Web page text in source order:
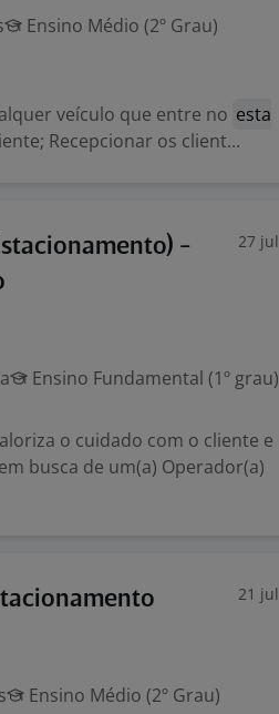
Ensino Médio (2º Grau)
veículo que entre no esta
Recepcionar os client...
-
27 jul
Ensino Fundamental (1º grau)
o cuidado com o cliente e
busca de um(a) Operador(a)
21 jul
Ensino Médio (2º Grau)